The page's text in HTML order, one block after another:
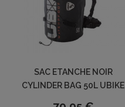
SAC ETANCHE NOIR
CYLINDER BAG 50L UBIKE